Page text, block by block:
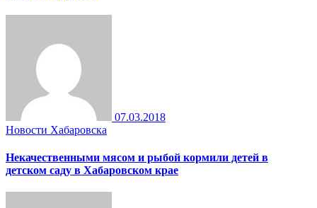
07.03.2018
Новости Хабаровска
Некачественными мясом и рыбой кормили детей в
детском саду в Хабаровском крае